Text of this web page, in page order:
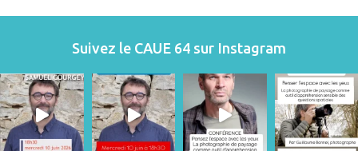
Suivez le CAUE 64 sur Instagram